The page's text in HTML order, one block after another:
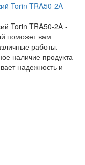
Torin TRA50-2A
Torin TRA50-2A -
поможет вам
работы.
наличие продукта
надежность и